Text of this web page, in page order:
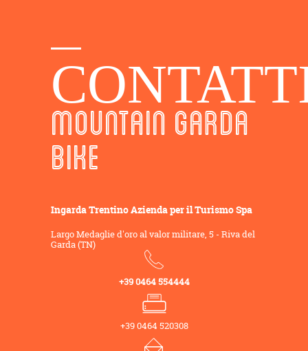
MOUNTAIN GARDA
BIKE
Ingarda Trentino Azienda per il Turismo Spa
Largo Medaglie d'oro al valor militare, 5 - Riva del
Garda (TN)
+39 0464 554444
+39 0464 520308